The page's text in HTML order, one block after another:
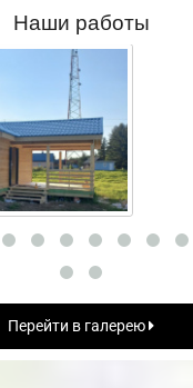
Наши работы
Перейти в галерею